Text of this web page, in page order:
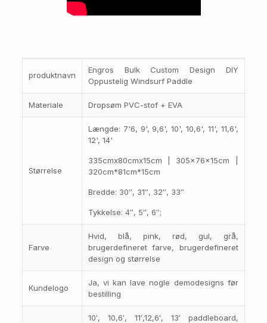
produktnavn
Engros Bulk Custom Design DIY
Oppustelig Windsurf Paddle
Materiale Dropsøm PVC-stof + EVA
Størrelse
Længde: 7'6, 9', 9,6', 10', 10,6', 11', 11,6',
12', 14'
335cmx80cmx15cm | 305x76x15cm |
320cm*81cm*15cm
Bredde: 30″, 31″, 32″, 33″
Tykkelse: 4″, 5″, 6″;
Farve
Hvid, blå, pink, rød, gul, grå,
brugerdefineret farve, brugerdefineret
design og størrelse
Kundelogo
Ja, vi kan lave nogle demodesigns før
bestilling
10′, 10,6′, 11′,12,6′, 13′ paddleboard,